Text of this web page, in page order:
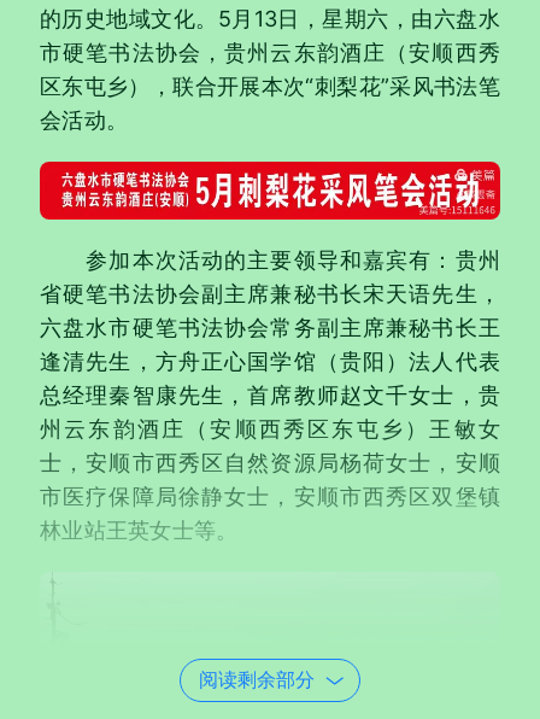
的历史地域文化。5月13日，星期六，由六盘水
市硬笔书法协会，贵州云东韵酒庄（安顺西秀
区东屯乡），联合开展本次“刺梨花”采风书法笔
会活动。
参加本次活动的主要领导和嘉宾有：贵州
省硬笔书法协会副主席兼秘书长宋天语先生，
六盘水市硬笔书法协会常务副主席兼秘书长王
逢清先生，方舟正心国学馆（贵阳）法人代表
总经理秦智康先生，首席教师赵文千女士，贵
州云东韵酒庄（安顺西秀区东屯乡）王敏女
士，安顺市西秀区自然资源局杨荷女士，安顺
市医疗保障局徐静女士，安顺市西秀区双堡镇
林业站王英女士等。
阅读剩余部分